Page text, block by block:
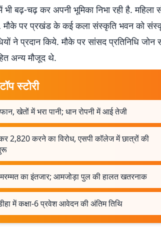
भी बढ़-चढ़ कर अपनी भूमिका निभा रही है. महिला
मौके पर प्रखंड के कई कला संस्कृति भवन को
ने प्रदान किये. मौके पर सांसद प्रतिनिधि जोन
अन्य मौजूद थे.
स्टोरी
खेतों में भरा पानी; धान रोपनी में आई तेजी
2,820 करने का विरोध, एसपी कॉलेज में छात्रों की
का इंतजार; आमजोड़ा पुल की हालत खतरनाक
में कक्षा-6 प्रवेश आवेदन की अंतिम तिथि